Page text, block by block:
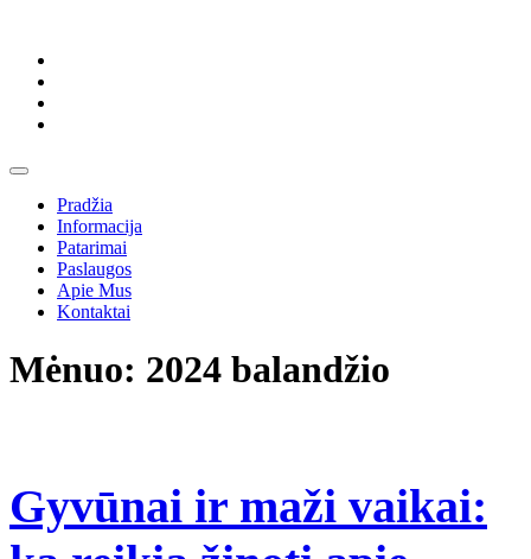
content
Skip
content
Open
ButtonPradžia
Informacija
Patarimai
Paslaugos
Apie Mus
Kontaktai
Button
Mėnuo: 2024 balandžio
Gyvūnai ir maži vaikai: